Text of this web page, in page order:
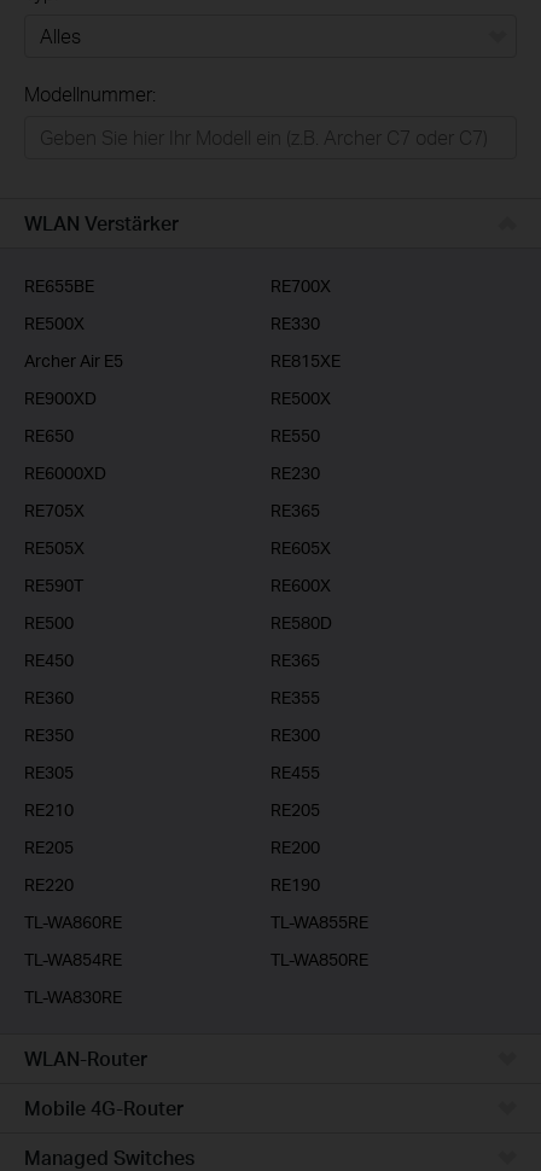
Businessanwender
Modellnummer:
WLAN Verstärker
RE655BE
RE700X
RE500X
RE330
Archer Air E5
RE815XE
RE900XD
RE500X
RE650
RE550
RE6000XD
RE230
RE705X
RE365
RE505X
RE605X
RE590T
RE600X
RE500
RE580D
RE450
RE365
RE360
RE355
RE350
RE300
RE305
RE455
RE210
RE205
RE205
RE200
RE220
RE190
TL-WA860RE
TL-WA855RE
TL-WA854RE
TL-WA850RE
TL-WA830RE
WLAN-Router
Mobile 4G-Router
Managed Switches